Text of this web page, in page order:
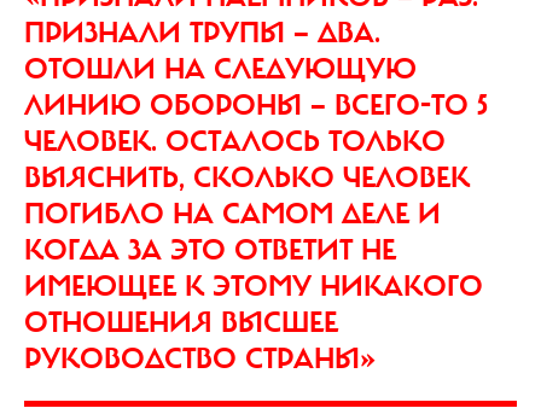
ПРИЗНАЛИ ТРУПЫ — ДВА.
ОТОШЛИ НА СЛЕДУЮЩУЮ
ЛИНИЮ ОБОРОНЫ — ВСЕГО-ТО 5
ЧЕЛОВЕК. ОСТАЛОСЬ ТОЛЬКО
ВЫЯСНИТЬ, СКОЛЬКО ЧЕЛОВЕК
ПОГИБЛО НА САМОМ ДЕЛЕ И
КОГДА ЗА ЭТО ОТВЕТИТ НЕ
ИМЕЮЩЕЕ К ЭТОМУ НИКАКОГО
ОТНОШЕНИЯ ВЫСШЕЕ
РУКОВОДСТВО СТРАНЫ»